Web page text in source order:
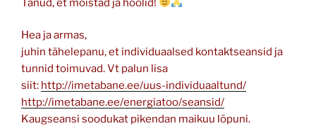
Hea ja armas,
juhin tähelepanu, et individuaalsed kontaktseansid ja
tunnid toimuvad. Vt palun lisa
siit: http://imetabane.ee/uus-individuaaltund/
http://imetabane.ee/energiatoo/seansid/
Kaugseansi soodukat pikendan maikuu lõpuni.